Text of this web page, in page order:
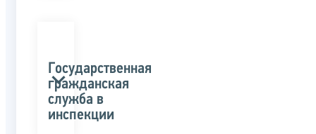
Государственная
гражданская
служба в
инспекции